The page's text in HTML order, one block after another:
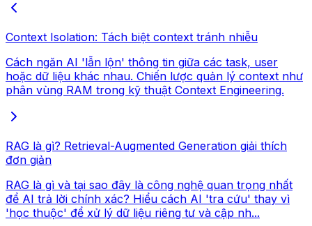
Context Isolation: Tách biệt context tránh nhiễu
Cách ngăn AI 'lẫn lộn' thông tin giữa các task, user
hoặc dữ liệu khác nhau. Chiến lược quản lý context như
phân vùng RAM trong kỹ thuật Context Engineering.
RAG là gì? Retrieval-Augmented Generation giải thích
đơn giản
RAG là gì và tại sao đây là công nghệ quan trọng nhất
để AI trả lời chính xác? Hiểu cách AI 'tra cứu' thay vì
'học thuộc' để xử lý dữ liệu riêng tư và cập nh...